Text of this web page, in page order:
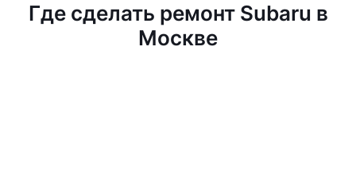
Где сделать ремонт Subaru в
Москве